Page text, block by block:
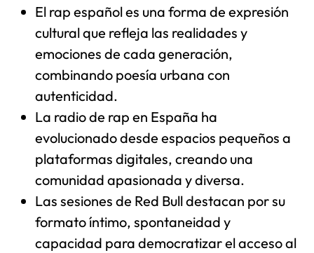
El rap español es una forma de expresión
cultural que refleja las realidades y
emociones de cada generación,
combinando poesía urbana con
autenticidad.
La radio de rap en España ha
evolucionado desde espacios pequeños a
plataformas digitales, creando una
comunidad apasionada y diversa.
Las sesiones de Red Bull destacan por su
formato íntimo, spontaneidad y
capacidad para democratizar el acceso al